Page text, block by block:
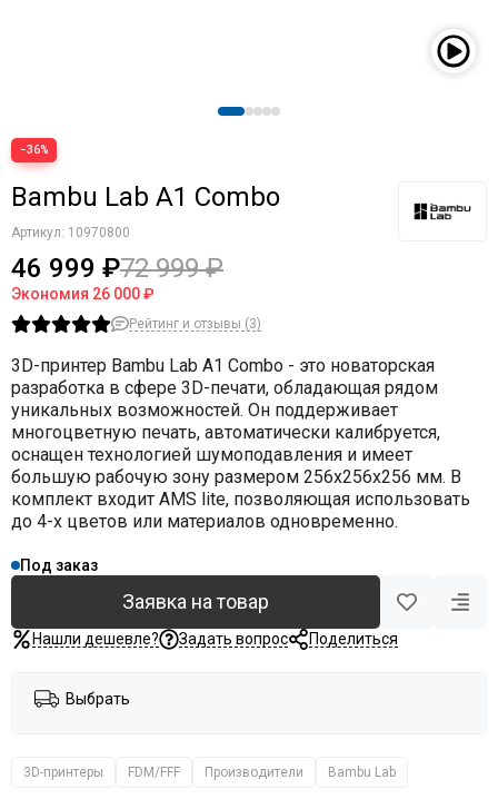
−36%
Bambu Lab A1 Combo
Артикул: 10970800
46 999 ₽72 999 ₽
Экономия 26 000 ₽
Рейтинг и отзывы (3)
3D-принтер Bambu Lab A1 Combo - это новаторская
разработка в сфере 3D-печати, обладающая рядом
уникальных возможностей. Он поддерживает
многоцветную печать, автоматически калибруется,
оснащен технологией шумоподавления и имеет
большую рабочую зону размером 256x256x256 мм. В
комплект входит AMS lite, позволяющая использовать
до 4-х цветов или материалов одновременно.
Под заказ
Заявка на товар
Нашли дешевле? Задать вопрос Поделиться
Выбрать
3D-принтеры FDM/FFF Производители Bambu Lab